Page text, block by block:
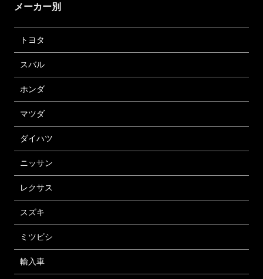
メーカー別
トヨタ
スバル
ホンダ
マツダ
ダイハツ
ニッサン
レクサス
スズキ
ミツビシ
輸入車